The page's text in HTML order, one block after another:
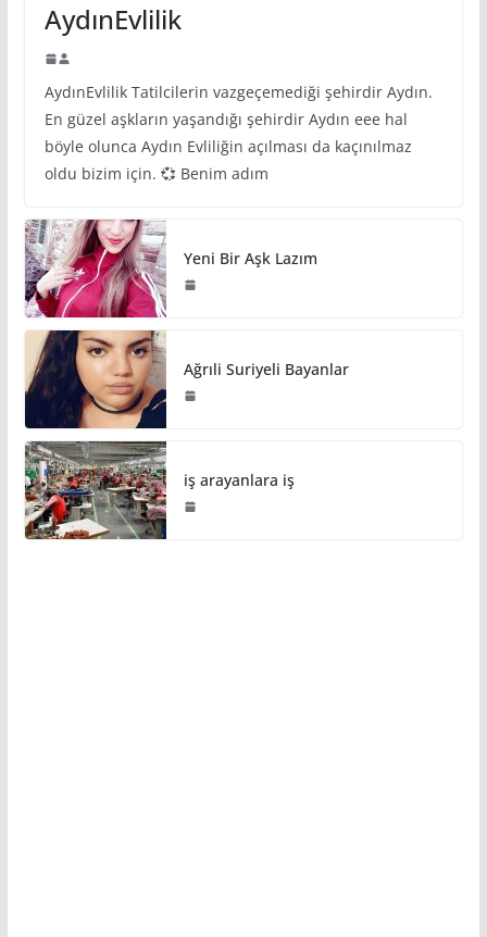
AydınEvlilik
AydınEvlilik Tatilcilerin vazgeçemediği şehirdir Aydın.
En güzel aşkların yaşandığı şehirdir Aydın eee hal
böyle olunca Aydın Evliliğin açılması da kaçınılmaz
oldu bizim için. 💞 Benim adım
Yeni Bir Aşk Lazım
Ağrıli Suriyeli Bayanlar
iş arayanlara iş